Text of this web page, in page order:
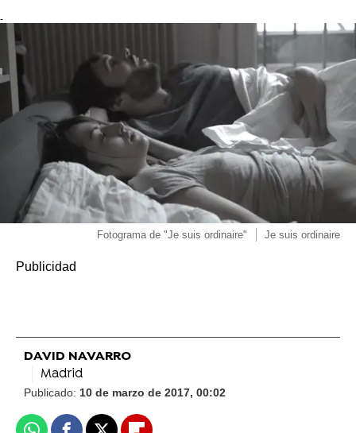
-
Fotograma de "Je suis ordinaire" Je suis ordinaire
DAVID NAVARRO
Madrid
Publicado: 10 de marzo de 2017, 00:02